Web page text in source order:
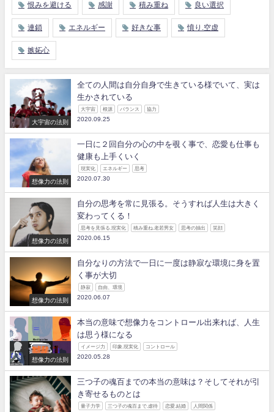
恨みを避ける 感謝 積み重ね 良い選択
連鎖 エネルギー 好きな事 憤り.空虚
嫉妬心
大宇宙の法則
全ての人間は自分自身で生きている様でいて、実は
生かされている
大宇宙 根源 バランス 協力
2020.09.25
想像力の法則
一日に２回自分の心の中を覗く事で、恋愛も仕事も
健康も上手くいく
現実化 エネルギー 思考
2020.07.30
想像力の法則
自分の思考を常に見張る。そうすれば人生は大きく
変わってくる！
思考を見張る.現実化 積み重ね.老若男女 思考の抽出 笑顔
2020.06.15
想像力の法則
自分なりの方法で一日に一度は静寂な環境に身を置
く事が大切
静寂 自由、環境
2020.06.07
想像力の法則
本当の意味で想像力をコントロール出来れば、人生
は思う様になる
イメージ力 印象.現実化 コントロール
2020.05.28
三つ子の魂百までの本当の意味は？そしてそれが引
き寄せるものとは
量子力学 三つ子の魂百まで.虐待 恋愛.結婚 人間関係